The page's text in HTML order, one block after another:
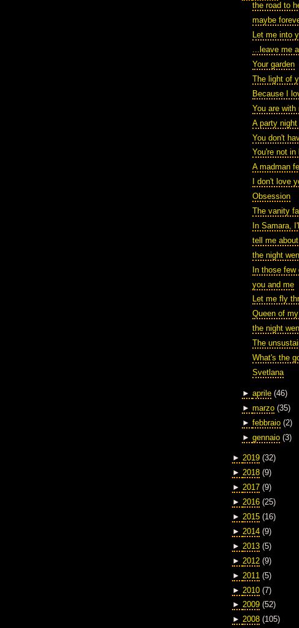
the road to
maybe
Let me into
...leave me
Your garden
The light of
Because I
You are with
A party
You don't
You're not in
A madman
I don't love
Obsession
The vanity
In Samara,
tell me
the night
In those few
you and me
Let me fly
Queen of
the night
The
What's the
Svetlana
► aprile (46)
► marzo (35)
► febbraio (2)
► gennaio (3)
► 2019 (32)
► 2018 (9)
► 2017 (9)
► 2016 (25)
► 2015 (16)
► 2014 (9)
► 2013 (5)
► 2012 (9)
► 2011 (5)
► 2010 (7)
► 2009 (52)
► 2008 (105)